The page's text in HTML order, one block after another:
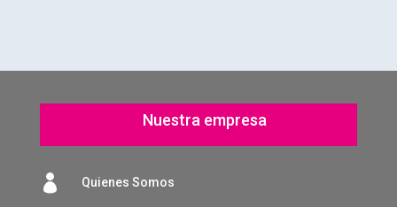
Nuestra empresa
 Quienes Somos